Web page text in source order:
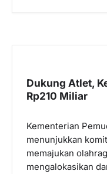
Dukung Atlet,
Rp210 Miliar
Kementerian
menunjukkan
memajukan
mengalokasikan